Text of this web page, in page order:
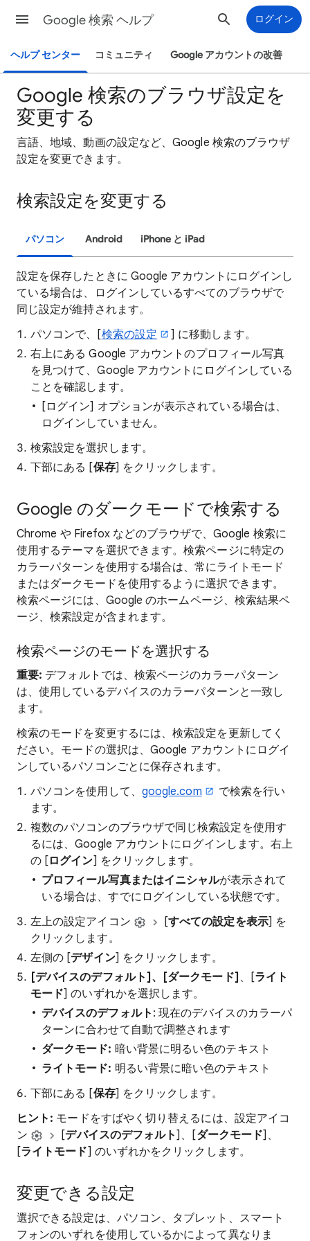
Google 検索 ヘルプ ログイン
ヘルプ センター コミュニティ Google アカウントの改善
Google 検索のブラウザ設定を
変更する
言語、地域、動画の設定など、Google 検索のブラウザ
設定を変更できます。
検索設定を変更する
パソコン Android iPhone と iPad
設定を保存したときに Google アカウントにログインし
ている場合は、ログインしているすべてのブラウザで
同じ設定が維持されます。
パソコンで、[検索の設定
] に移動します。
右上にある Google アカウントのプロフィール写真
を見つけて、Google アカウントにログインしている
ことを確認します。
[ログイン] オプションが表示されている場合は、
ログインしていません。
検索設定を選択します。
下部にある [保存] をクリックします。
Google のダークモードで検索する
Chrome や Firefox などのブラウザで、Google 検索に
使用するテーマを選択できます。検索ページに特定の
カラーパターンを使用する場合は、常にライトモード
またはダークモードを使用するように選択できます。
検索ページには、Google のホームページ、検索結果ペ
ージ、検索設定が含まれます。
検索ページのモードを選択する
重要: デフォルトでは、検索ページのカラーパターン
は、使用しているデバイスのカラーパターンと一致し
ます。
検索のモードを変更するには、検索設定を更新してく
ださい。モードの選択は、Google アカウントにログイ
ンしているパソコンごとに保存されます。
パソコンを使用して、 google.com
で検索を行い
ます。
複数のパソコンのブラウザで同じ検索設定を使用す
るには、Google アカウントにログインします。右上
の [ ログイン] をクリックします。
プロフィール写真またはイニシャルが表示されて
いる場合は、すでにログインしている状態です。
左上の設定アイコン
[すべての設定を表示] を
クリックします。
左側の [デザイン] をクリックします。
[デバイスのデフォルト]、[ダークモード] 、[ライト
モード] のいずれかを選択します。
デバイスのデフォルト : 現在のデバイスのカラーパ
ターンに合わせて自動で調整されます
ダークモード: 暗い背景に明るい色のテキスト
ライトモード: 明るい背景に暗い色のテキスト
下部にある [保存] をクリックします。
ヒント: モードをすばやく切り替えるには、設定アイコ
ン
[デバイスのデフォルト]、[ダークモード]、
[ライトモード] のいずれかをクリックします。
変更できる設定
選択できる設定は、パソコン、タブレット、スマート
フォンのいずれを使用しているかによって異なりま